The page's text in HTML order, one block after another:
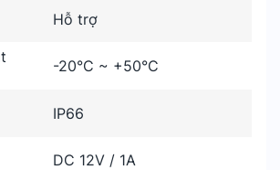
Hỗ trợ
-20°C ~ +50°C
IP66
DC 12V / 1A